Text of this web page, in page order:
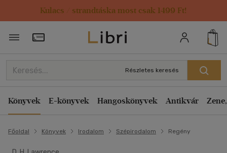
Kulacs / strandtáska most csak 1499 Ft!
Törzsvásárlói Kártya adatai
Részletes keresés
Könyvek E-könyvek Hangoskönyvek Antikvár
Főoldal Könyvek Irodalom Szépirodalom Regény